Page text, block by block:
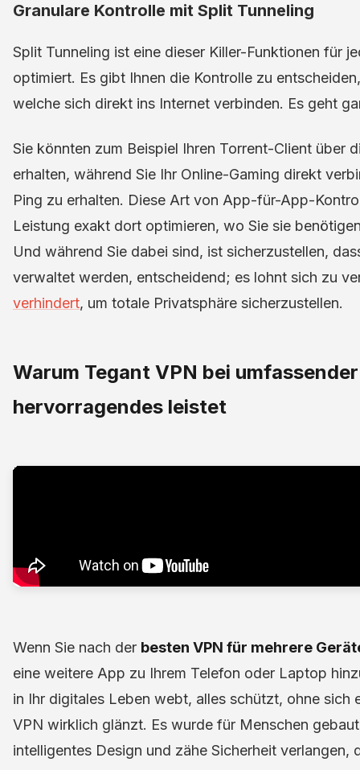
Granulare Kontrolle mit Split Tunneling
Split Tunneling ist eine dieser Killer-Funktionen für
optimiert. Es gibt Ihnen die Kontrolle zu
welche sich direkt ins Internet verbinden. Es geht
Sie könnten zum Beispiel Ihren Torrent-Client über
erhalten, während Sie Ihr Online-Gaming direkt
Ping zu erhalten. Diese Art von App-für-App-
Leistung exakt dort optimieren, wo Sie sie
Und während Sie dabei sind, ist sicherzustellen,
verwaltet werden, entscheidend; es lohnt sich zu
verhindert, um totale Privatsphäre sicherzustellen.
Warum Tegant VPN bei
hervorragendes leistet
Wenn Sie nach der besten VPN für mehrere
eine weitere App zu Ihrem Telefon oder Laptop
in Ihr digitales Leben webt, alles schützt, ohne sich
VPN wirklich glänzt. Es wurde für Menschen
intelligentes Design und zähe Sicherheit verlangen,